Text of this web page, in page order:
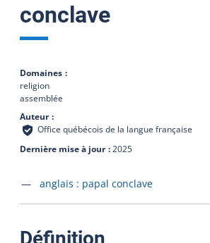
conclave
Domaines
religion
assemblée
Auteur
Office québécois de la langue française
Dernière mise à jour 2025
Accéder à la fiche en
anglais : papal conclave
Définition